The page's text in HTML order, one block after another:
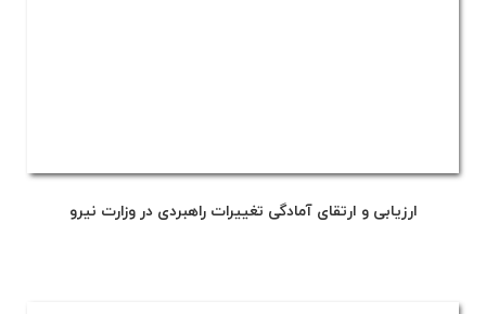
ارزیابی و ارتقای آمادگی تغییرات راهبردی در وزارت نیرو